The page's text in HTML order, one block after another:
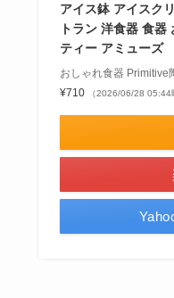
アイス鉢 アイスク
トラン 洋食器 食
ティー アミューズ
おしゃれ食器 Primitive
¥710
（2026/06/28 05:44